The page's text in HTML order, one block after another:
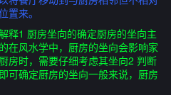
置来。
释1 厨房坐向的确定厨房的坐向主
在风水学中，厨房的坐向会影响家
房时，需要仔细考虑其坐向2 判断
可确定厨房的坐向一般来说，厨房